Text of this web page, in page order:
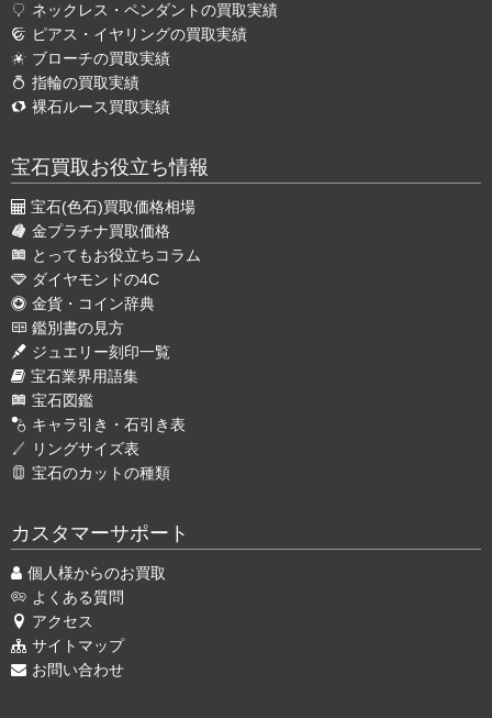
ネックレス・ペンダントの買取実績
ピアス・イヤリングの買取実績
ブローチの買取実績
指輪の買取実績
裸石ルース買取実績
宝石買取お役立ち情報
宝石(色石)買取価格相場
金プラチナ買取価格
とってもお役立ちコラム
ダイヤモンドの4C
金貨・コイン辞典
鑑別書の見方
ジュエリー刻印一覧
宝石業界用語集
宝石図鑑
キャラ引き・石引き表
リングサイズ表
宝石のカットの種類
カスタマーサポート
個人様からのお買取
よくある質問
アクセス
サイトマップ
お問い合わせ